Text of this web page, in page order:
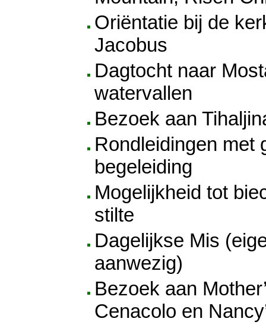
Oriëntatie bij de
Jacobus
Dagtocht naar
watervallen
Bezoek aan
Rondleidingen met
begeleiding
Mogelijkheid tot
stilte
Dagelijkse Mis
aanwezig)
Bezoek aan
Cenacolo en